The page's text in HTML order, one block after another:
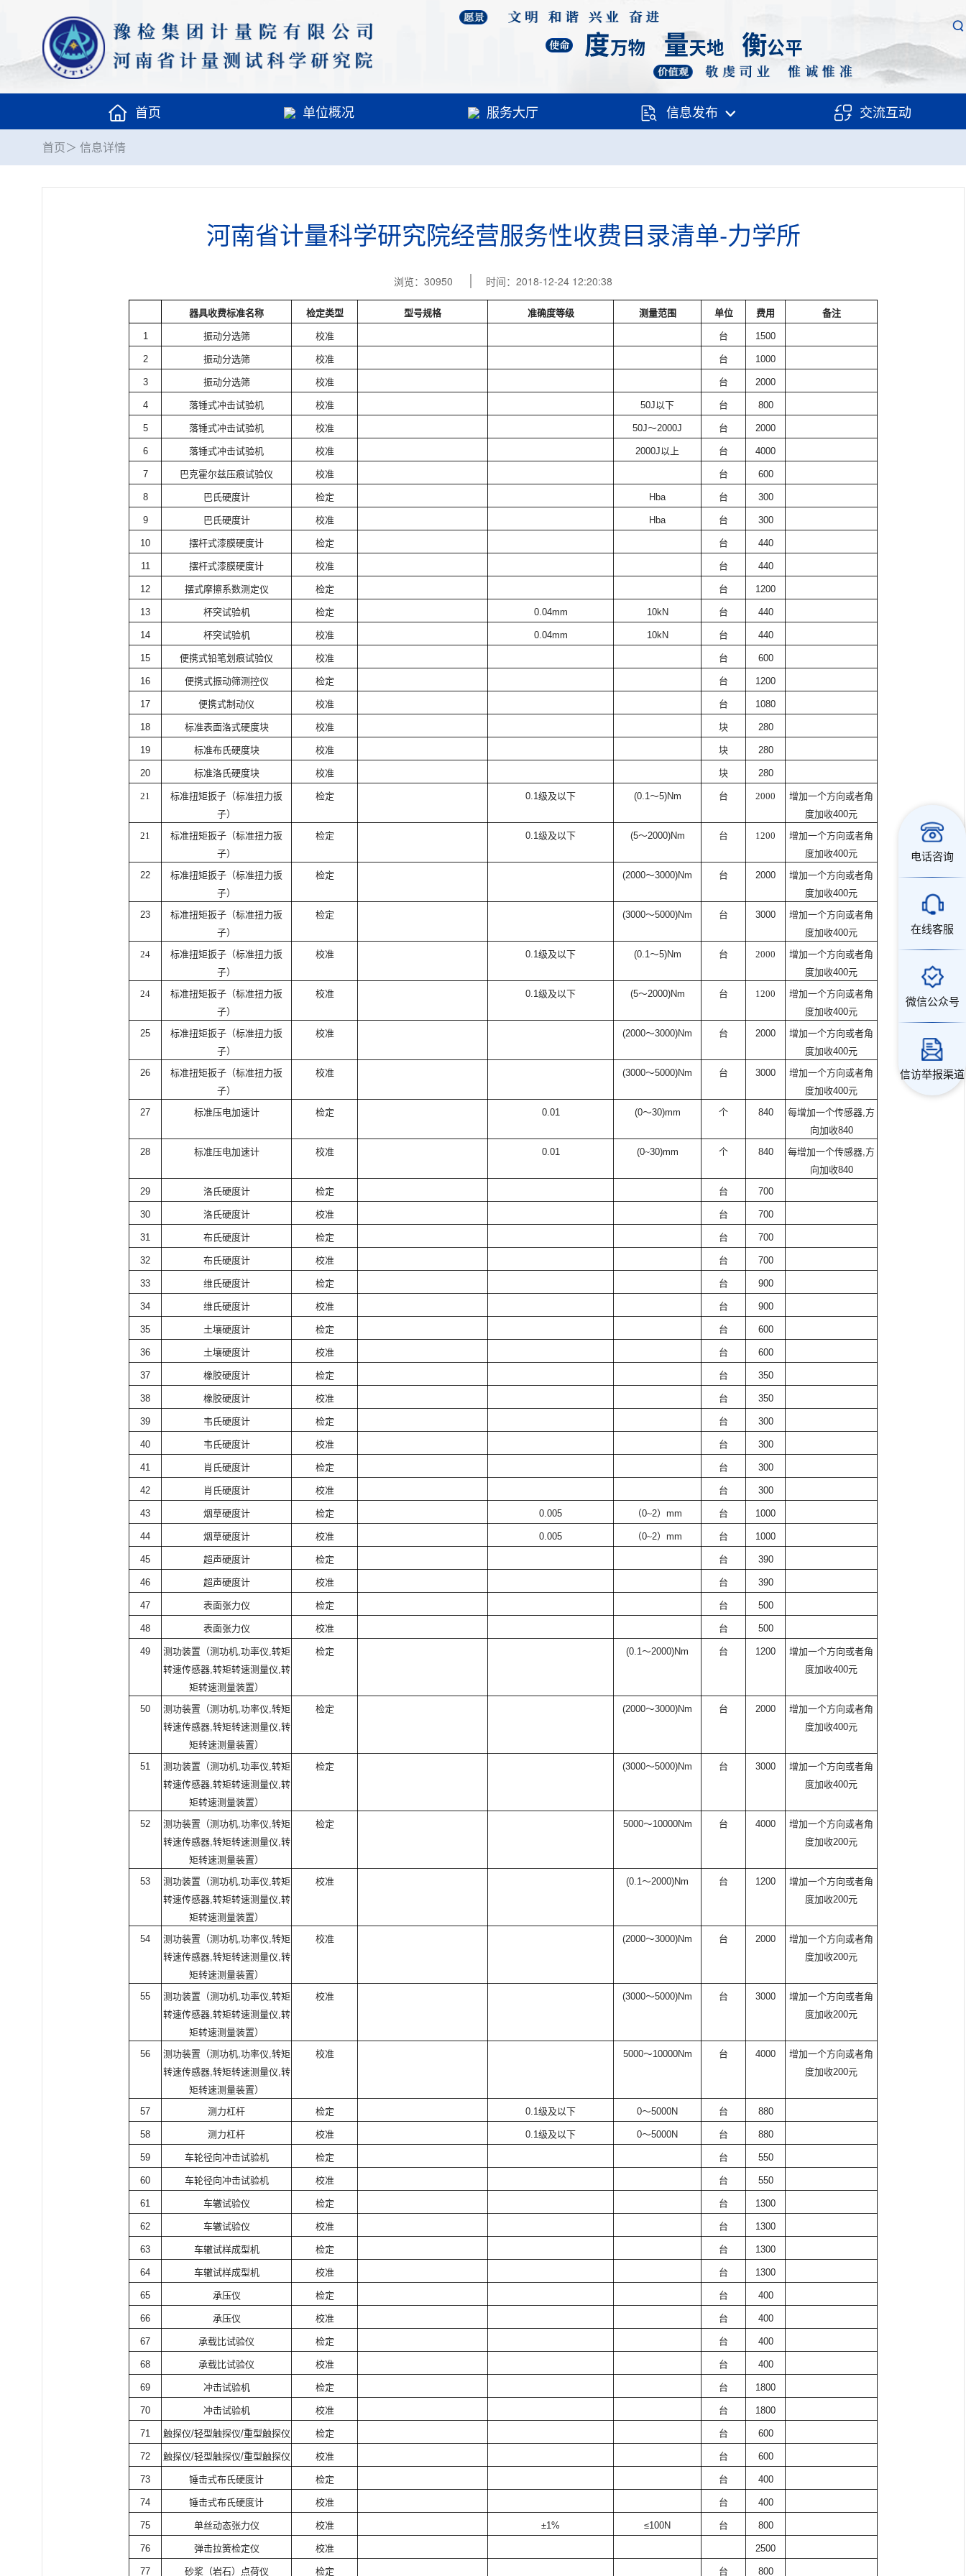
首页 单位概况 服务大厅 信息发布 交流互动
首页＞ 信息详情
河南省计量科学研究院经营服务性收费目录清单-力学所
浏览：30950 时间：2018-12-24 12:20:38
器具收费标准名称 检定类型 型号规格 准确度等级 测量范围 单位 费用 备注
1 振动分选筛 校准 台 1500
2 振动分选筛 校准 台 1000
3 振动分选筛 校准 台 2000
4 落锤式冲击试验机 校准 50J以下 台 800
5 落锤式冲击试验机 校准 50J～2000J 台 2000
6 落锤式冲击试验机 校准 2000J以上 台 4000
7 巴克霍尔兹压痕试验仪 校准 台 600
8 巴氏硬度计 检定 Hba 台 300
9 巴氏硬度计 校准 Hba 台 300
10 摆杆式漆膜硬度计 检定 台 440
11 摆杆式漆膜硬度计 校准 台 440
12 摆式摩擦系数测定仪 检定 台 1200
13 杯突试验机 检定 0.04mm 10kN 台 440
14 杯突试验机 校准 0.04mm 10kN 台 440
15 便携式铅笔划痕试验仪 校准 台 600
16 便携式振动筛测控仪 检定 台 1200
17 便携式制动仪 校准 台 1080
18 标准表面洛式硬度块 校准 块 280
19 标准布氏硬度块 校准 块 280
20 标准洛氏硬度块 校准 块 280
21
标准扭矩扳子（标准扭力扳
子）
检定 0.1级及以下 (0.1～5)Nm 台 2000
增加一个方向或者角
度加收400元
21
标准扭矩扳子（标准扭力扳
子）
检定 0.1级及以下 (5～2000)Nm 台 1200
增加一个方向或者角
度加收400元
22
标准扭矩扳子（标准扭力扳
子）
检定 (2000～3000)Nm 台 2000
增加一个方向或者角
度加收400元
23
标准扭矩扳子（标准扭力扳
子）
检定 (3000～5000)Nm 台 3000
增加一个方向或者角
度加收400元
24
标准扭矩扳子（标准扭力扳
子）
校准 0.1级及以下 (0.1～5)Nm 台 2000
增加一个方向或者角
度加收400元
24
标准扭矩扳子（标准扭力扳
子）
校准 0.1级及以下 (5～2000)Nm 台 1200
增加一个方向或者角
度加收400元
25
标准扭矩扳子（标准扭力扳
子）
校准 (2000～3000)Nm 台 2000
增加一个方向或者角
度加收400元
26
标准扭矩扳子（标准扭力扳
子）
校准 (3000～5000)Nm 台 3000
增加一个方向或者角
度加收400元
27
标准压电加速计 检定 0.01 (0～30)mm 个 840 每增加一个传感器,方
向加收840
28
标准压电加速计 校准 0.01 (0~30)mm 个 840 每增加一个传感器,方
向加收840
29
洛氏硬度计 检定 台 700
30 洛氏硬度计 校准 台 700
31 布氏硬度计 检定 台 700
32 布氏硬度计 校准 台 700
33 维氏硬度计 检定 台 900
34 维氏硬度计 校准 台 900
35 土壤硬度计 检定 台 600
36 土壤硬度计 校准 台 600
37 橡胶硬度计 检定 台 350
38 橡胶硬度计 校准 台 350
39 韦氏硬度计 检定 台 300
40 韦氏硬度计 校准 台 300
41 肖氏硬度计 检定 台 300
42 肖氏硬度计 校准 台 300
43 烟草硬度计 检定 0.005 （0~2） mm 台 1000
44 烟草硬度计 校准 0.005 （0~2） mm 台 1000
45 超声硬度计 检定 台 390
46 超声硬度计 校准 台 390
47 表面张力仪 检定 台 500
48 表面张力仪 校准 台 500
49 测功装置（测功机,功率仪,转矩
转速传感器,转矩转速测量仪,转
矩转速测量装置）
检定 (0.1～2000)Nm 台 1200
增加一个方向或者角
度加收400元
50 测功装置（测功机,功率仪,转矩
转速传感器,转矩转速测量仪,转
矩转速测量装置）
检定 (2000～3000)Nm 台 2000
增加一个方向或者角
度加收400元
51 测功装置（测功机,功率仪,转矩
转速传感器,转矩转速测量仪,转
矩转速测量装置）
检定 (3000～5000)Nm 台 3000
增加一个方向或者角
度加收400元
52 测功装置（测功机,功率仪,转矩
转速传感器,转矩转速测量仪,转
矩转速测量装置）
检定 5000～10000Nm 台 4000
增加一个方向或者角
度加收200元
53 测功装置（测功机,功率仪,转矩
转速传感器,转矩转速测量仪,转
矩转速测量装置）
校准 (0.1～2000)Nm 台 1200
增加一个方向或者角
度加收200元
54 测功装置（测功机,功率仪,转矩
转速传感器,转矩转速测量仪,转
矩转速测量装置）
校准 (2000～3000)Nm 台 2000
增加一个方向或者角
度加收200元
55 测功装置（测功机,功率仪,转矩
转速传感器,转矩转速测量仪,转
矩转速测量装置）
校准 (3000～5000)Nm 台 3000
增加一个方向或者角
度加收200元
56 测功装置（测功机,功率仪,转矩
转速传感器,转矩转速测量仪,转
矩转速测量装置）
校准 5000～10000Nm 台 4000
增加一个方向或者角
度加收200元
57 测力杠杆 检定 0.1级及以下 0～5000N 台 880
58 测力杠杆 校准 0.1级及以下 0～5000N 台 880
59 车轮径向冲击试验机 检定 台 550
60 车轮径向冲击试验机 校准 台 550
61 车辙试验仪 检定 台 1300
62 车辙试验仪 校准 台 1300
63 车辙试样成型机 检定 台 1300
64 车辙试样成型机 校准 台 1300
65 承压仪 检定 台 400
66 承压仪 校准 台 400
67 承载比试验仪 检定 台 400
68 承载比试验仪 校准 台 400
69 冲击试验机 检定 台 1800
70 冲击试验机 校准 台 1800
71 触探仪/轻型触探仪/重型触探仪 检定 台 600
72 触探仪/轻型触探仪/重型触探仪 校准 台 600
73 锤击式布氏硬度计 检定 台 400
74 锤击式布氏硬度计 校准 台 400
75 单丝动态张力仪 校准 ±1% ≤100N 台 800
76 弹击拉簧检定仪 校准 2500
77 砂浆（岩石）点荷仪 检定 台 800
电话咨询
在线客服
微信公众号
信访举报渠道